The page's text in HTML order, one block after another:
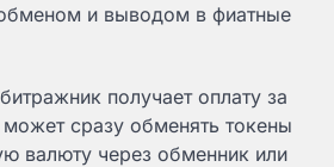
и выводом в фиатные
получает оплату за
сразу обменять токены
валюту через обменник или